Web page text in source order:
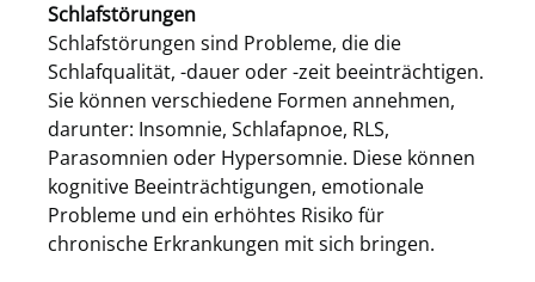
Schlafstörungen
Schlafstörungen sind Probleme, die die
Schlafqualität, -dauer oder -zeit beeinträchtigen.
Sie können verschiedene Formen annehmen,
darunter: Insomnie, Schlafapnoe, RLS,
Parasomnien oder Hypersomnie. Diese können
kognitive Beeinträchtigungen, emotionale
Probleme und ein erhöhtes Risiko für
chronische Erkrankungen mit sich bringen.